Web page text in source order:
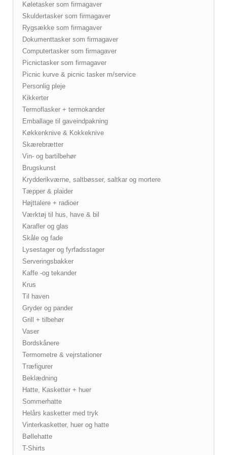
Køletasker som firmagaver
Skuldertasker som firmagaver
Rygsække som firmagaver
Dokumenttasker som firmagaver
Computertasker som firmagaver
Picnictasker som firmagaver
Picnic kurve & picnic tasker m/service
Personlig pleje
Kikkerter
Termoflasker + termokander
Emballage til gaveindpakning
Køkkenknive & Kokkeknive
Skærebrætter
Vin- og bartilbehør
Brugskunst
Krydderikværne, saltbøsser, saltkar og mortere
Tæpper & plaider
Højttalere + radioer
Værktøj til hus, have & bil
Karafler og glas
Skåle og fade
Lysestager og fyrfadsstager
Serveringsbakker
Kaffe -og tekander
Krus
Til haven
Gryder og pander
Grill + tilbehør
Vaser
Bordskånere
Termometre & vejrstationer
Træfigurer
Beklædning
Hatte, Kasketter + huer
Sommerhatte
Helårs kasketter med tryk
Vinterkasketter, huer og hatte
Bøllehatte
T-Shirts